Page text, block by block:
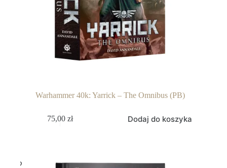
Warhammer 40k: Yarrick – The Omnibus (PB)
75,00zł Dodaj do koszyka